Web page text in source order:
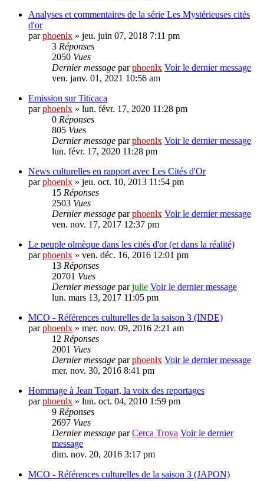
Analyses et commentaires de la série Les Mystérieuses cités
d'or
parphoenlx » jeu. juin 07, 2018 7:11 pm
3 Réponses
2050 Vues
Dernier message parphoenlx Voir le dernier message
ven. janv. 01, 2021 10:56 am
Emission sur Titicaca
parphoenlx » lun. févr. 17, 2020 11:28 pm
0 Réponses
805 Vues
Dernier message parphoenlx Voir le dernier message
lun. févr. 17, 2020 11:28 pm
News culturelles en rapport avec Les Cités d'Or
parphoenlx » jeu. oct. 10, 2013 11:54 pm
15 Réponses
2503 Vues
Dernier message parphoenlx Voir le dernier message
ven. nov. 17, 2017 12:37 pm
Le peuple olmèque dans les cités d'or (et dans la réalité)
parphoenlx » ven. déc. 16, 2016 12:01 pm
13 Réponses
20701 Vues
Dernier message parjulie Voir le dernier message
lun. mars 13, 2017 11:05 pm
MCO - Références culturelles de la saison 3 (INDE)
parphoenlx » mer. nov. 09, 2016 2:21 am
12 Réponses
2001 Vues
Dernier message parphoenlx Voir le dernier message
mer. nov. 30, 2016 8:41 pm
Hommage à Jean Topart, la voix des reportages
parphoenlx » lun. oct. 04, 2010 1:59 pm
9 Réponses
2697 Vues
Dernier message parCerca Trova Voir le dernier
message
dim. nov. 20, 2016 3:17 pm
MCO - Références culturelles de la saison 3 (JAPON)